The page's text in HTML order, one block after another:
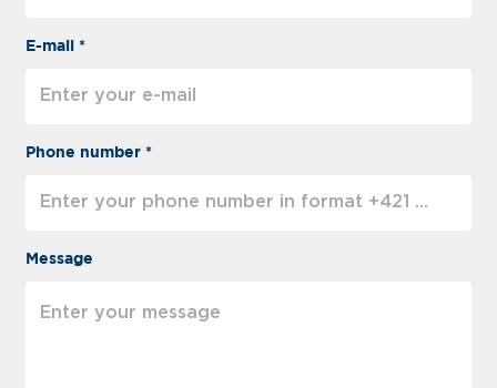
E-mail *
Phone number *
Message